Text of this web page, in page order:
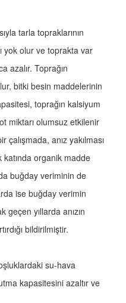
tarla topraklarının
yok olur ve toprakta var
azalır. Toprağın
bitki besin maddelerinin
toprağın kalsiyum
miktarı olumsuz etkilenir
çalışmada, anız yakılması
organik madde
buğday veriminin de
ise buğday verimin
yıllarda anızın
bildirilmiştir.
su-hava
kapasitesini azaltır ve